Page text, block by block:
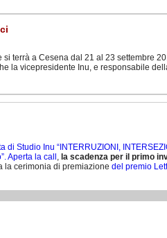
terrà a Cesena dal 21 al 23 settembre
la vicepresidente Inu, e responsabile
di Studio Inu “INTERRUZIONI,
Aperta la call la scadenza per il primo
la cerimonia di premiazione del premio